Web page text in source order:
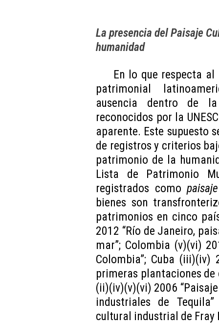
La presencia del Paisaje
humanidad
En lo que respecta
patrimonial
ausencia dentro de
reconocidos por la
aparente. Este supuesto
de registros y criterios
patrimonio de la
Lista de Patrimonio
registrados como
bienes son
patrimonios en cinco
2012 “Río de Janeiro,
mar”; Colombia (v)(vi)
Colombia”; Cuba (iii)(iv)
primeras plantaciones de
(ii)(iv)(v)(vi) 2006
industriales de
cultural industrial de Fray